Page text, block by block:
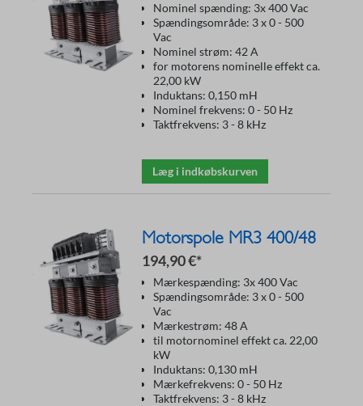
Nominel spænding: 3x 400 Vac
Spændingsområde: 3 x 0 - 500
Vac
Nominel strøm: 42 A
for motorens nominelle effekt ca.
22,00 kW
Induktans: 0,150 mH
Nominel frekvens: 0 - 50 Hz
Taktfrekvens: 3 - 8 kHz
Læg i indkøbskurven
Motorspole MR3 400/48
194,90 €*
Mærkespænding: 3x 400 Vac
Spændingsområde: 3 x 0 - 500
Vac
Mærkestrøm: 48 A
til motornominel effekt ca. 22,00
kW
Induktans: 0,130 mH
Mærkefrekvens: 0 - 50 Hz
Taktfrekvens: 3 - 8 kHz